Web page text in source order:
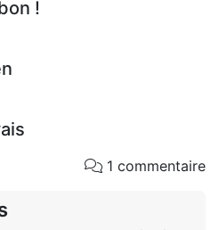
!
1 commentaire